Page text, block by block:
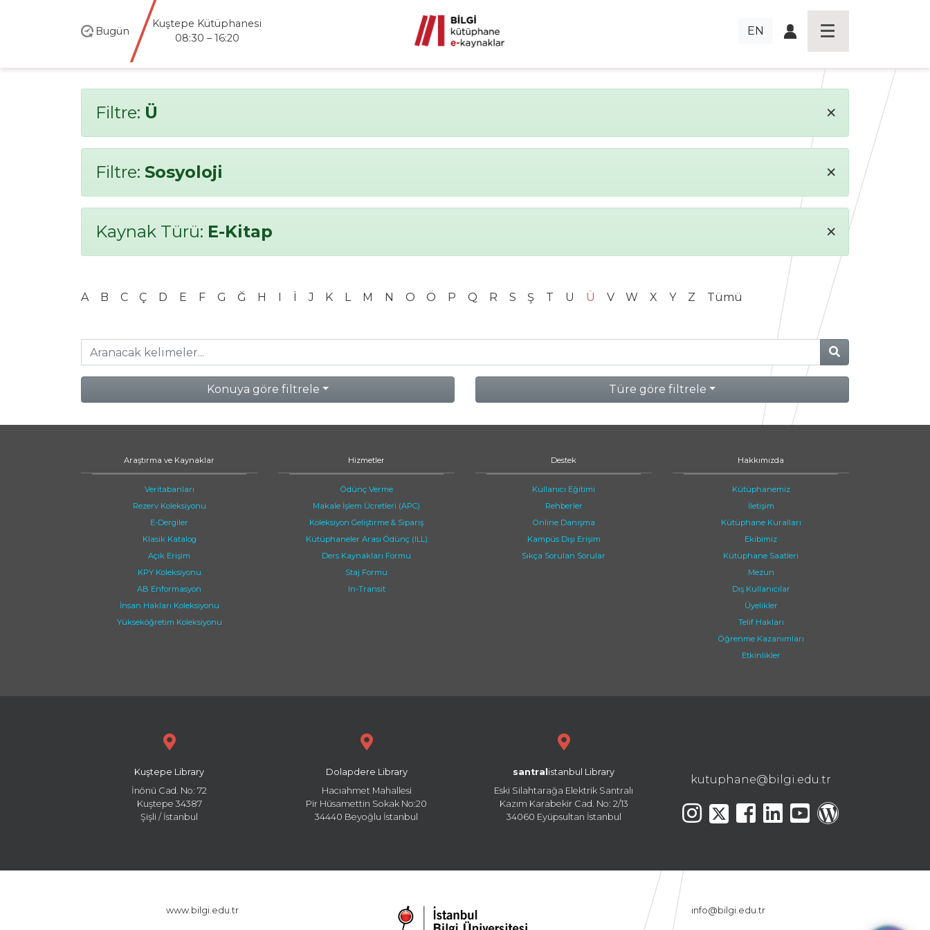
Bugün
Kuştepe Kütüphanesi
08:30 – 16:20
EN
Filtre: Ü ×
Filtre: Sosyoloji ×
Kaynak Türü: E-Kitap ×
A B C Ç D E F G Ğ H I İ J K L M N O Ö P Q R S Ş T U Ü V W X Y Z Tümü
Konuya göre filtrele Türe göre filtrele
Araştırma ve Kaynaklar
Veritabanları
Rezerv Koleksiyonu
E-Dergiler
Klasik Katalog
Açık Erişim
KPY Koleksiyonu
AB Enformasyon
İnsan Hakları Koleksiyonu
Yükseköğretim Koleksiyonu
Hizmetler
Ödünç Verme
Makale İşlem Ücretleri (APC)
Koleksiyon Geliştirme & Sipariş
Kütüphaneler Arası Ödünç (ILL)
Ders Kaynakları Formu
Staj Formu
In-Transit
Destek
Kullanıcı Eğitimi
Rehberler
Online Danışma
Kampüs Dışı Erişim
Sıkça Sorulan Sorular
Hakkımızda
Kütüphanemiz
İletişim
Kütüphane Kuralları
Ekibimiz
Kütüphane Saatleri
Mezun
Dış Kullanıcılar
Üyelikler
Telif Hakları
Öğrenme Kazanımları
Etkinlikler
Kuştepe Library
İnönü Cad. No: 72
Kuştepe 34387
Şişli / İstanbul
Dolapdere Library
Hacıahmet Mahallesi
Pir Hüsamettin Sokak No:20
34440 Beyoğlu İstanbul
santral istanbul Library
Eski Silahtarağa Elektrik Santralı
Kazım Karabekir Cad. No: 2/13
34060 Eyüpsultan İstanbul
kutuphane@bilgi.edu.tr
www.bilgi.edu.tr info@bilgi.edu.tr